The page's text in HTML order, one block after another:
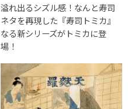
溢れ出るシズル感！なんと寿司
ネタを再現した『寿司トミカ』
なる新シリーズがトミカに登
場！